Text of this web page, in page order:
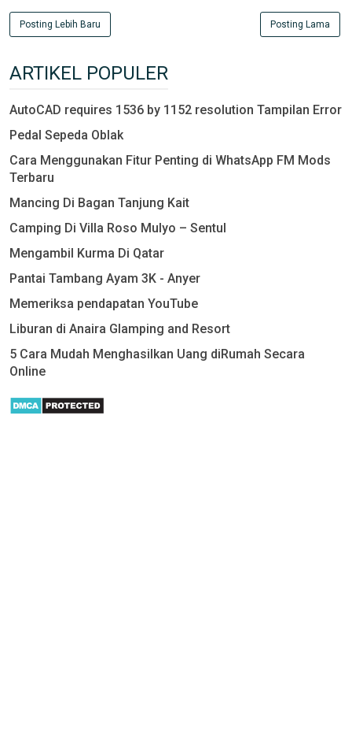
Posting Lebih Baru Posting Lama
ARTIKEL POPULER
AutoCAD requires 1536 by 1152 resolution Tampilan Error
Pedal Sepeda Oblak
Cara Menggunakan Fitur Penting di WhatsApp FM Mods
Terbaru
Mancing Di Bagan Tanjung Kait
Camping Di Villa Roso Mulyo – Sentul
Mengambil Kurma Di Qatar
Pantai Tambang Ayam 3K - Anyer
Memeriksa pendapatan YouTube
Liburan di Anaira Glamping and Resort
5 Cara Mudah Menghasilkan Uang diRumah Secara
Online